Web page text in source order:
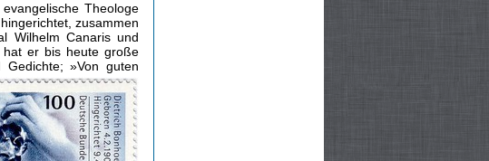
Theologe
zusammen
Wilhelm Canaris und
hat er bis heute große
Gedichte;»Von guten